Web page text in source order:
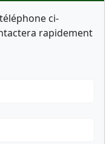
ci-
rapidement